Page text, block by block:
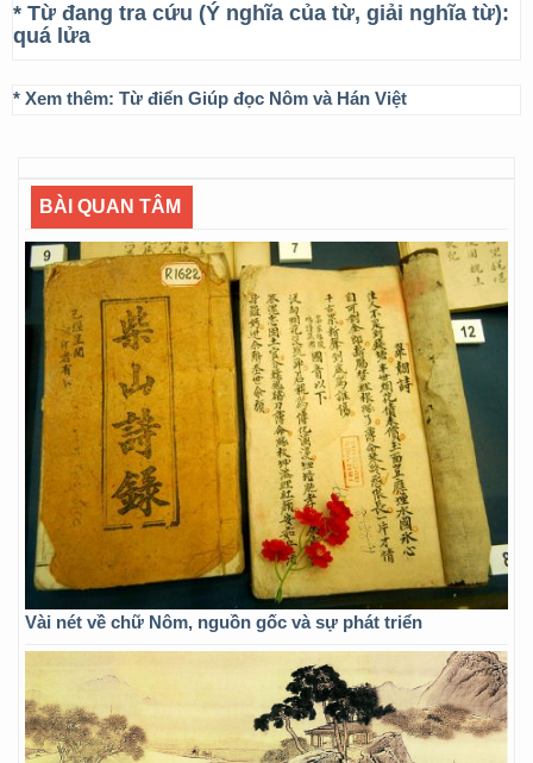
* Từ đang tra cứu (Ý nghĩa của từ, giải nghĩa từ):
quá lửa
* Xem thêm: Từ điển Giúp đọc Nôm và Hán Việt
BÀI QUAN TÂM
Vài nét về chữ Nôm, nguồn gốc và sự phát triển